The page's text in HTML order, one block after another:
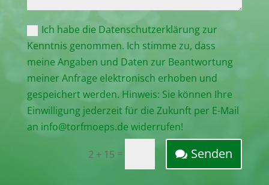
Ich habe die Datenschutzerklärung zur
Kenntnis genommen. Ich stimme zu, dass
meine Angaben und Daten zur Beantwortung
meiner Anfrage elektronisch erhoben und
gespeichert werden. Hinweis: Sie können Ihre
Einwilligung jederzeit für die Zukunft per E-Mail
an info@torfmoeps.de widerrufen!
2 + 15 = Senden